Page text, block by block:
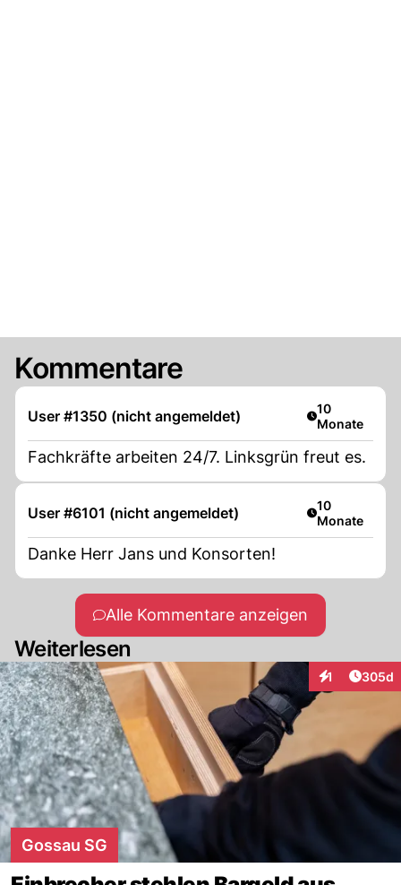
Kommentare
User #1350 (nicht angemeldet) Artikel
10
Monate
Fachkräfte arbeiten 24/7. Linksgrün freut es.
User #6101 (nicht angemeldet) Artikel
10
Monate
Danke Herr Jans und Konsorten!
Alle Kommentare anzeigen
Weiterlesen
1
Interaktionen
305d
Gossau SG